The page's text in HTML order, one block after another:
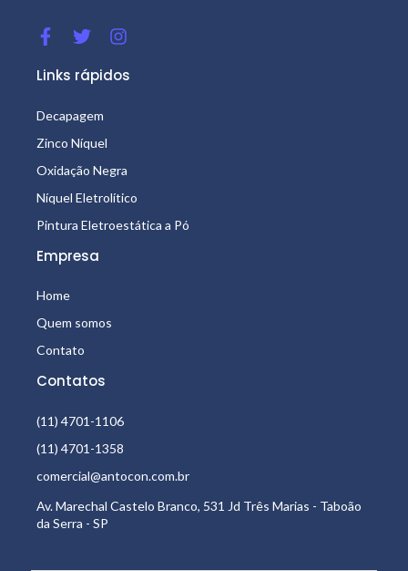
Links rápidos
Decapagem
Zinco Níquel
Oxidação Negra
Níquel Eletrolítico
Pintura Eletroestática a Pó
Empresa
Home
Quem somos
Contato
Contatos
(11) 4701-1106
(11) 4701-1358
comercial@antocon.com.br
Av. Marechal Castelo Branco, 531 Jd Três Marias - Taboão
da Serra - SP